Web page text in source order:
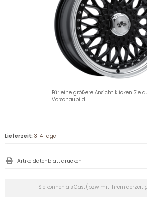
Für eine größere Ansicht klicken Sie
Vorschaubild
Sie können als Gast (bzw. mit Ihrem
Lieferzeit: 3-4 Tage
Artikeldatenblatt drucken